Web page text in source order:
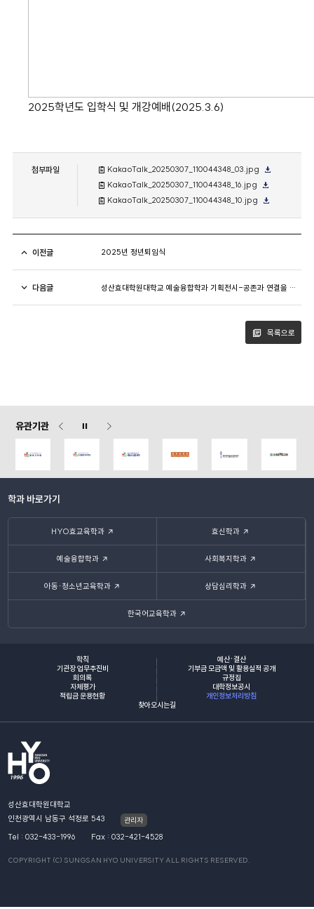
2025학년도 입학식 및 개강예배(2025.3.6)
첨부파일
KakaoTalk_20250307_110044348_03.jpg
KakaoTalk_20250307_110044348_16.jpg
KakaoTalk_20250307_110044348_10.jpg
이전글 2025년 정년퇴임식
다음글 성산효대학원대학교 예술융합학과 기획전시-공존과 연결을 예술로 사유하다
목록으로
유관기관
학과 바로가기
HYO효교육학과 효신학과
예술융합학과 사회복지학과
아동·청소년교육학과 상담심리학과
한국어교육학과
학칙
예산·결산
기관장 업무추진비
기부금 모금액 및 활용실적 공개
회의록
규정집
자체평가
대학정보공시
적립금 운용현황
개인정보처리방침
찾아오시는길
성산효대학원대학교
인천광역시 남동구 석정로 543
관리자
Tel : 032-433-1996 Fax : 032-421-4528
COPYRIGHT (C) SUNGSAN HYO UNIVERSITY ALL RIGHTS RESERVED.